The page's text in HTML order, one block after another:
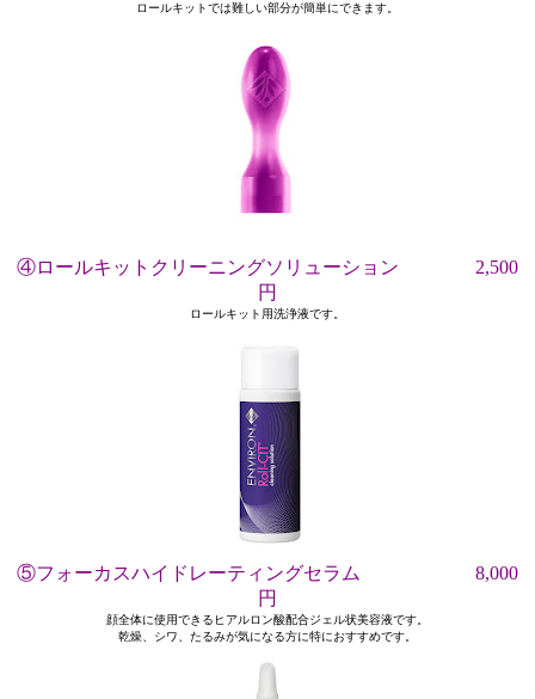
ロールキットでは難しい部分が簡単にできます。
④ロールキットクリーニングソリューション 2,500
円
ロールキット用洗浄液です。
⑤フォーカスハイドレーティングセラム 8,000
円
顔全体に使用できるヒアルロン酸配合ジェル状美容液です。
乾燥、シワ、たるみが気になる方に特におすすめです。